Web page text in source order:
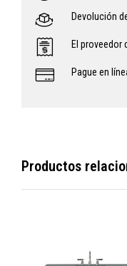
Devolución
El proveedor
Pague en
Productos